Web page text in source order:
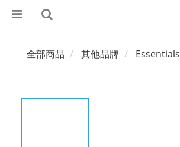
全部商品 其他品牌 Essentials